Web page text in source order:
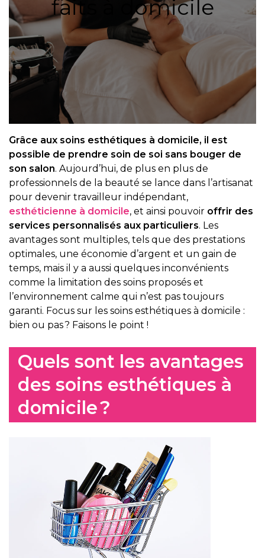
faits à domicile
Grâce aux soins esthétiques à domicile, il est
possible de prendre soin de soi sans bouger de
son salon. Aujourd’hui, de plus en plus de
professionnels de la beauté se lance dans l’artisanat
pour devenir travailleur indépendant,
esthéticienne à domicile, et ainsi pouvoir offrir des
services personnalisés aux particuliers. Les
avantages sont multiples, tels que des prestations
optimales, une économie d’argent et un gain de
temps, mais il y a aussi quelques inconvénients
comme la limitation des soins proposés et
l’environnement calme qui n’est pas toujours
garanti. Focus sur les soins esthétiques à domicile :
bien ou pas ? Faisons le point !
Quels sont les avantages
des soins esthétiques à
domicile ?